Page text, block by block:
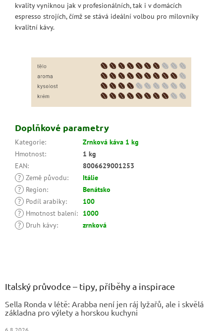
kvality vyniknou jak v profesionálních, tak i v domácích
espresso strojích, čímž se stává ideální volbou pro milovníky
kvalitní kávy.
Doplňkové parametry
Kategorie:
Zrnková káva 1 kg
Hmotnost:
1 kg
EAN:
8006629001253
? Země původu:
Itálie
?
Region:
Benátsko
?
Podíl arabiky:
100
?
Hmotnost balení:
1000
?
Druh kávy: zrnková
Italský průvodce – tipy, příběhy a inspirace
Sella Ronda v létě: Arabba není jen ráj lyžařů, ale i skvělá
základna pro výlety a horskou kuchyni